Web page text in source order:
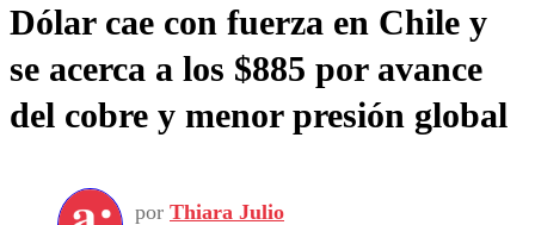
Dólar cae con fuerza en Chile y
se acerca a los $885 por avance
del cobre y menor presión global
por Thiara Julio